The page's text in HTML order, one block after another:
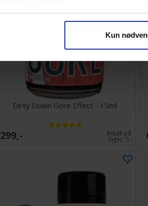
Kun
Dirty Down Gore Effect - 15ml
299,- Antall på
lager:5